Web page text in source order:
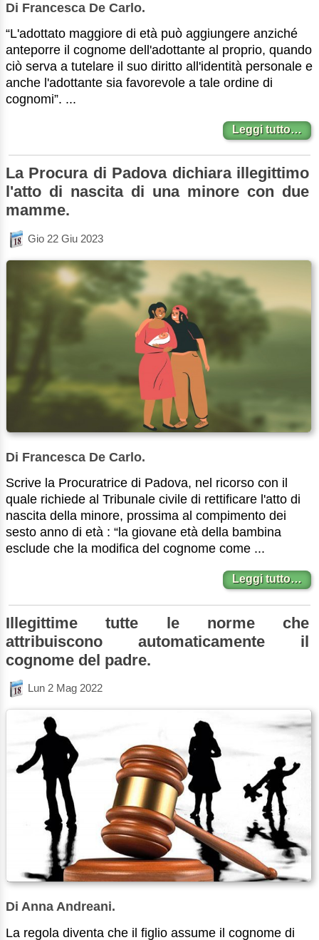
Di Francesca De Carlo.
“L'adottato maggiore di età può aggiungere anziché
anteporre il cognome dell'adottante al proprio, quando
ciò serva a tutelare il suo diritto all'identità personale e
anche l'adottante sia favorevole a tale ordine di
cognomi”. ...
Leggi tutto…
La Procura di Padova dichiara illegittimo
l'atto di nascita di una minore con due
mamme.
Gio 22 Giu 2023
Di Francesca De Carlo.
Scrive la Procuratrice di Padova, nel ricorso con il
quale richiede al Tribunale civile di rettificare l'atto di
nascita della minore, prossima al compimento dei
sesto anno di età : “la giovane età della bambina
esclude che la modifica del cognome come ...
Leggi tutto…
Illegittime tutte le norme che
attribuiscono automaticamente il
cognome del padre.
Lun 2 Mag 2022
Di Anna Andreani.
La regola diventa che il figlio assume il cognome di